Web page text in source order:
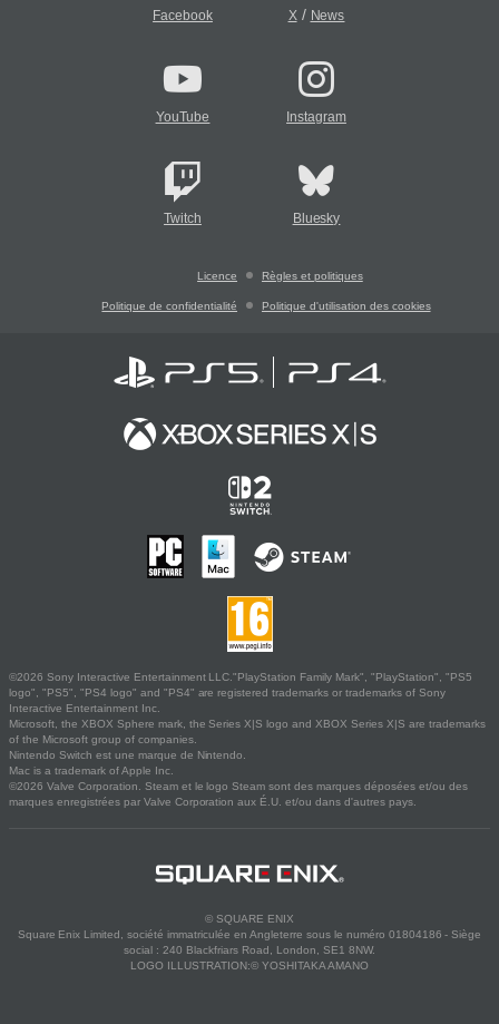
Facebook X/ News
YouTube Instagram
Twitch Bluesky
Licence Règles et politiques
Politique de confidentialité Politique d'utilisation des cookies
©2026 Sony Interactive Entertainment LLC."PlayStation Family Mark", "PlayStation", "PS5
logo", "PS5", "PS4 logo" and "PS4" are registered trademarks or trademarks of Sony
Interactive Entertainment Inc.
Microsoft, the XBOX Sphere mark, the Series X|S logo and XBOX Series X|S are trademarks
of the Microsoft group of companies.
Nintendo Switch est une marque de Nintendo.
Mac is a trademark of Apple Inc.
©2026 Valve Corporation. Steam et le logo Steam sont des marques déposées et/ou des
marques enregistrées par Valve Corporation aux É.U. et/ou dans d'autres pays.
© SQUARE ENIX
Square Enix Limited, société immatriculée en Angleterre sous le numéro 01804186 - Siège
social : 240 Blackfriars Road, London, SE1 8NW.
LOGO ILLUSTRATION:© YOSHITAKA AMANO